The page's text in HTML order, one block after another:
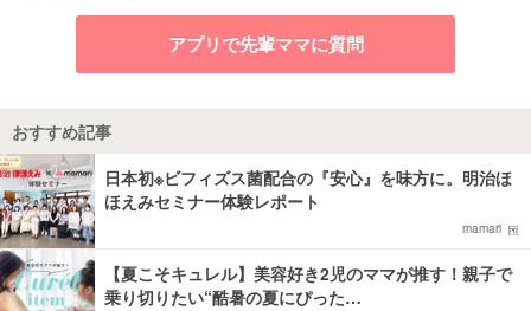
アプリで先輩ママに質問
おすすめ記事
日本初※ビフィズス菌配合の『安心』を味方に。明治ほ
ほえみセミナー体験レポート
mamari
【夏こそキュレル】美容好き2児のママが推す！親子で
乗り切りたい“酷暑の夏にぴった…